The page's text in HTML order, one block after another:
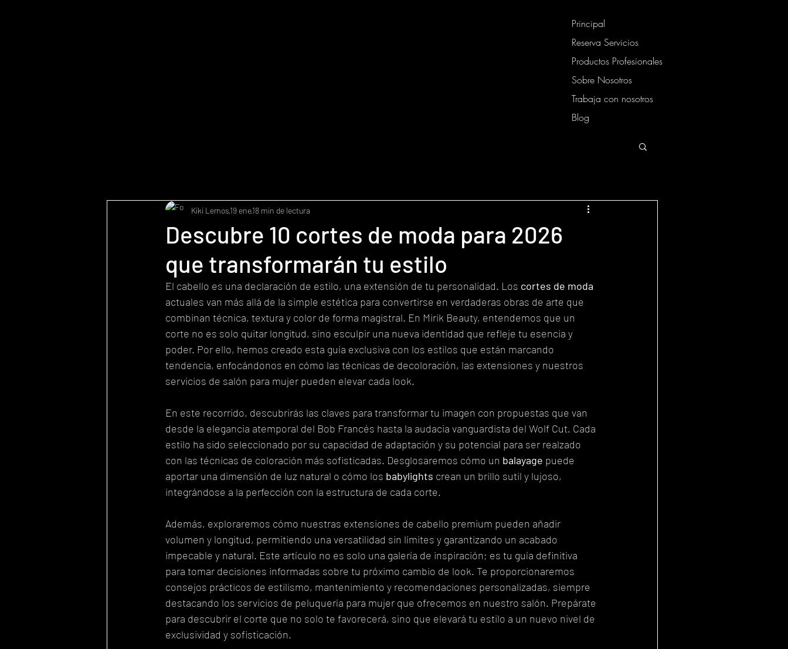
Principal
Reserva Servicios
Productos Profesionales
Sobre Nosotros
Trabaja con nosotros
Blog
Descubre 10 cortes de moda para 2026
que transformarán tu estilo
Kiki Lemos19 ene18 min de lectura
El cabello es una declaración de estilo, una extensión de tu personalidad. Los cortes de moda
actuales van más allá de la simple estética para convertirse en verdaderas obras de arte que
combinan técnica, textura y color de forma magistral. En Mirik Beauty, entendemos que un
corte no es solo quitar longitud, sino esculpir una nueva identidad que refleje tu esencia y
poder. Por ello, hemos creado esta guía exclusiva con los estilos que están marcando
tendencia, enfocándonos en cómo las técnicas de decoloración, las extensiones y nuestros
servicios de salón para mujer pueden elevar cada look.
En este recorrido, descubrirás las claves para transformar tu imagen con propuestas que van
desde la elegancia atemporal del Bob Francés hasta la audacia vanguardista del Wolf Cut. Cada
estilo ha sido seleccionado por su capacidad de adaptación y su potencial para ser realzado
con las técnicas de coloración más sofisticadas. Desglosaremos cómo un balayage puede
aportar una dimensión de luz natural o cómo los babylights crean un brillo sutil y lujoso,
integrándose a la perfección con la estructura de cada corte.
Además, exploraremos cómo nuestras extensiones de cabello premium pueden añadir
volumen y longitud, permitiendo una versatilidad sin límites y garantizando un acabado
impecable y natural. Este artículo no es solo una galería de inspiración; es tu guía definitiva
para tomar decisiones informadas sobre tu próximo cambio de look. Te proporcionaremos
consejos prácticos de estilismo, mantenimiento y recomendaciones personalizadas, siempre
destacando los servicios de peluquería para mujer que ofrecemos en nuestro salón. Prepárate
para descubrir el corte que no solo te favorecerá, sino que elevará tu estilo a un nuevo nivel de
exclusividad y sofisticación.